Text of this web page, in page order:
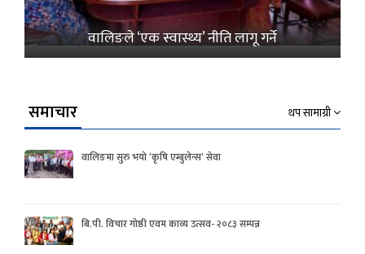
वालिङले ‘एक स्वास्थ्य’ नीति लागू गर्ने
समाचार थप सामाग्री
वालिङमा सुरु भयो ‘कृषि एम्बुलेन्स’ सेवा
बि.पी. विचार गोष्ठी एवम काव्य उत्सव- २०८३ सम्पन्न